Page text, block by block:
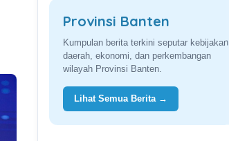
Provinsi Banten
Kumpulan berita terkini seputar kebijakan
daerah, ekonomi, dan perkembangan
wilayah Provinsi Banten.
Lihat Semua Berita →